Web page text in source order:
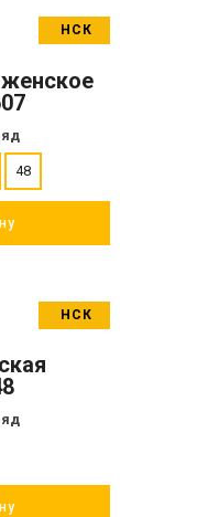
НСК
48
НСК